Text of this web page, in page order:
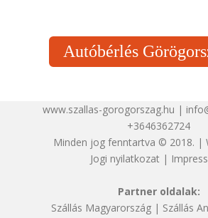
Autóbérlés
www.szallas-gorogorszag.hu |
+3646362724
Minden jog fenntartva © 2018. |
Jogi nyilatkozat|
Partner oldalak:
Szállás Magyarország| Szállás